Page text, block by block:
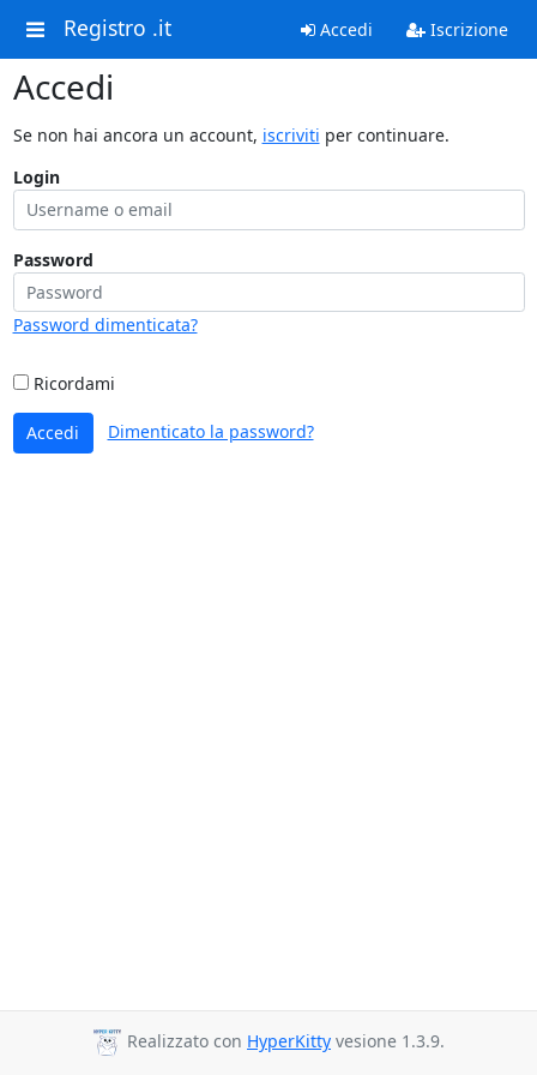
Registro .it Accedi Iscrizione
Accedi
Se non hai ancora un account, iscriviti per continuare.
Login
Password
Password dimenticata?
Ricordami
Accedi Dimenticato la password?
Realizzato con HyperKitty vesione 1.3.9.